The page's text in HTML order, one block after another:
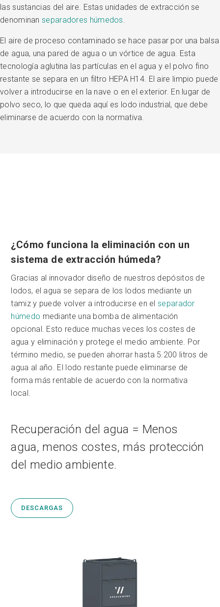
las sustancias del aire. Estas unidades de extracción se
denominanseparadores húmedos.
El aire de proceso contaminado se hace pasar por una balsa
de agua, una pared de agua o un vórtice de agua. Esta
tecnología aglutina las partículas en el agua y el polvo fino
restante se separa en un filtro HEPA H14. El aire limpio puede
volver a introducirse en la nave o en el exterior. En lugar de
polvo seco, lo que queda aquí es lodo industrial, que debe
eliminarse de acuerdo con la normativa.
¿Cómo funciona la eliminación con un
sistema de extracción húmeda?
Gracias al innovador diseño de nuestros depósitos de
lodos, el agua se separa de los lodos mediante un
tamiz y puede volver a introducirse en elseparador
húmedo mediante una bomba de alimentación
opcional. Esto reduce muchas veces los costes de
agua y eliminación y protege el medio ambiente. Por
término medio, se pueden ahorrar hasta 5.200 litros de
agua al año. El lodo restante puede eliminarse de
forma más rentable de acuerdo con la normativa
local.
Recuperación del agua = Menos
agua, menos costes, más protección
del medio ambiente.
DESCARGAS